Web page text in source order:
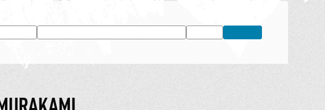
ホークス #東京ヤクルトスワローズベースボールアカデミー #BIG6.TV
#村上選手